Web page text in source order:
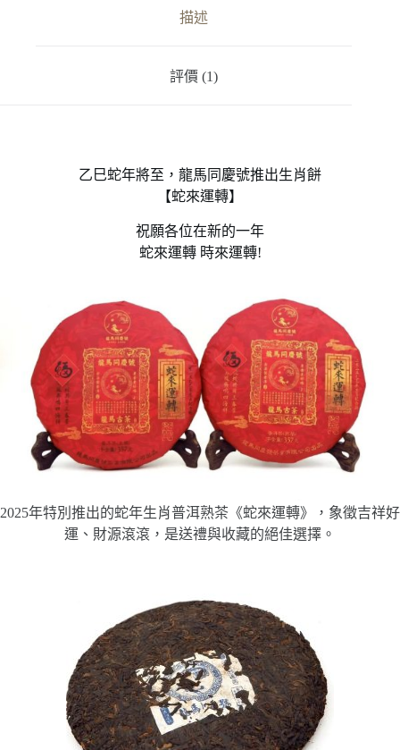
描述
評價 (1)
乙巳蛇年將至，龍馬同慶號推出生肖餅
【蛇來運轉】
祝願各位在新的一年
蛇來運轉 時來運轉!
2025年特別推出的蛇年生肖普洱熟茶《蛇來運轉》，象徵吉祥好
運、財源滾滾，是送禮與收藏的絕佳選擇。